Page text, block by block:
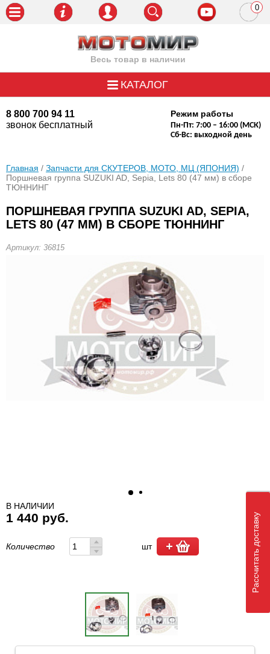
Весь товар в наличии
8 800 700 94 11
звонок бесплатный
Режим работы
Пн-Пт: 7:00 – 16:00 (МСК)
Сб-Вс: выходной день
0
КАТАЛОГ
Главная / Запчасти для СКУТЕРОВ, МОТО, МЦ (ЯПОНИЯ) /
Поршневая группа SUZUKI AD, Sepia, Lets 80 (47 мм) в сборе
ТЮННИНГ
ПОРШНЕВАЯ ГРУППА SUZUKI AD, SEPIA,
LETS 80 (47 ММ) В СБОРЕ ТЮННИНГ
Артикул: 36815
В НАЛИЧИИ
1 440 руб.
Количество шт Рассчитать доставку